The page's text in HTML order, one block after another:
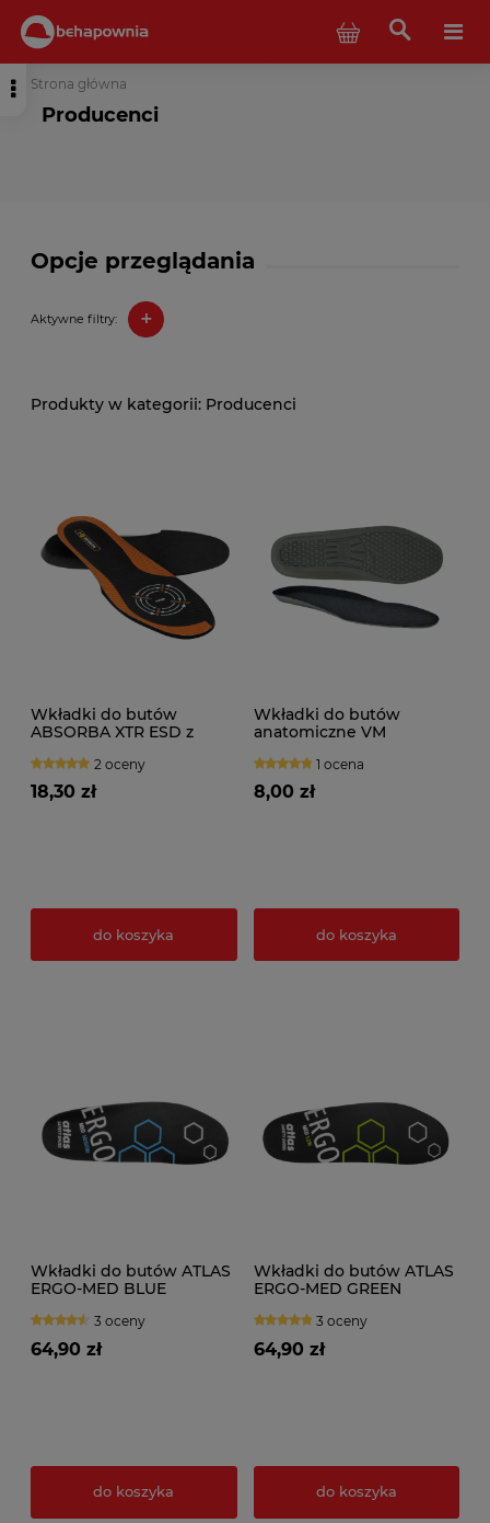
Strona główna
Producenci
Opcje przeglądania
Aktywne filtry: +
Producenci
Wkładki do butów
ABSORBA XTR ESD z
2 oceny
18,30 zł
do koszyka
Wkładki do butów
anatomiczne VM
1 ocena
8,00 zł
do koszyka
Wkładki do butów ATLAS
ERGO-MED BLUE
3 oceny
64,90 zł
do koszyka
Wkładki do butów ATLAS
ERGO-MED GREEN
3 oceny
64,90 zł
do koszyka